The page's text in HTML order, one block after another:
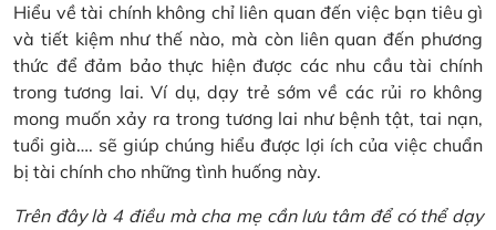
Hiểu về tài chính không chỉ liên quan đến việc bạn tiêu gì
và tiết kiệm như thế nào, mà còn liên quan đến phương
thức để đảm bảo thực hiện được các nhu cầu tài chính
trong tương lai. Ví dụ, dạy trẻ sớm về các rủi ro không
mong muốn xảy ra trong tương lai như bệnh tật, tai nạn,
tuổi già…. sẽ giúp chúng hiểu được lợi ích của việc chuẩn
bị tài chính cho những tình huống này.
Trên đây là 4 điều mà cha mẹ cần lưu tâm để có thể dạy